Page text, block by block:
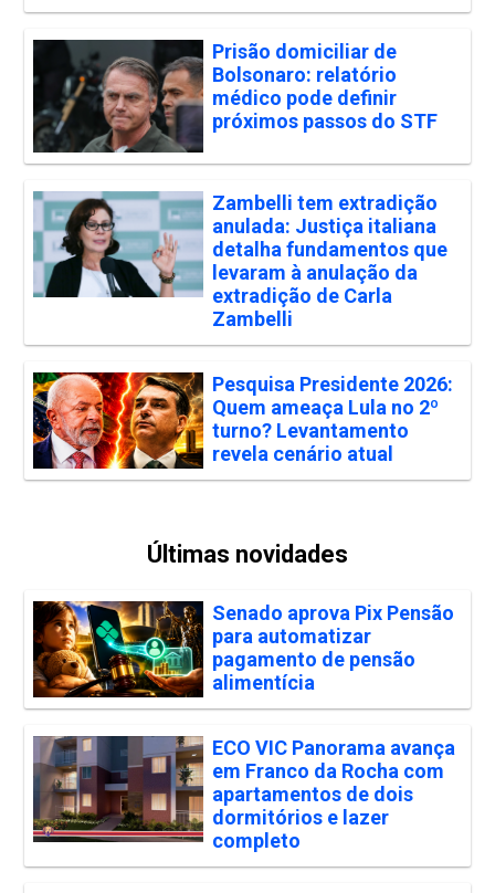
Prisão domiciliar de
Bolsonaro: relatório
médico pode definir
próximos passos do STF
Zambelli tem extradição
anulada: Justiça italiana
detalha fundamentos que
levaram à anulação da
extradição de Carla
Zambelli
Pesquisa Presidente 2026:
Quem ameaça Lula no 2º
turno? Levantamento
revela cenário atual
Últimas novidades
Senado aprova Pix Pensão
para automatizar
pagamento de pensão
alimentícia
ECO VIC Panorama avança
em Franco da Rocha com
apartamentos de dois
dormitórios e lazer
completo